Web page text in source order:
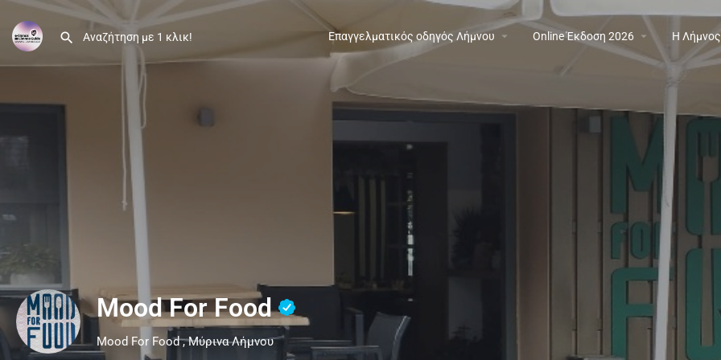
Επαγγελματικός οδηγός Λήμνου Online Έκδοση 2026 Η Λήμνος
Mood For Food
Mood For Food , Μύρινα Λήμνου